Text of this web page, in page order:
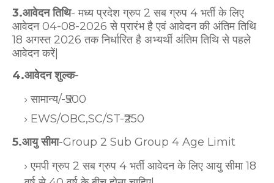
3.आवेदन तिथि- मध्य प्रदेश ग्रुप 2 सब ग्रुप 4 भर्ती के लिए
आवेदन 04-08-2026 से प्रारंभ है एवं आवेदन की अंतिम तिथि
18 अगस्त 2026 तक निर्धारित है अभ्यर्थी अंतिम तिथि से पहले
आवेदन करें|
4.आवेदन शुल्क-
सामान्य/-₹500
EWS/OBC,SC/ST-₹250
5.आयु सीमा-Group 2 Sub Group 4 Age Limit
एमपी ग्रुप 2 सब ग्रुप 4 भर्ती आवेदन के लिए आयु सीमा 18